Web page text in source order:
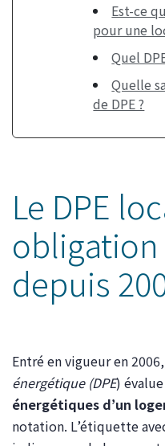
Est-ce
pour une
Quel
Quelle
de DPE ?
Le DPE
depuis
Entré en vigueur en
énergétique (DPE)
énergétiques d’un
notation. L’étiquette